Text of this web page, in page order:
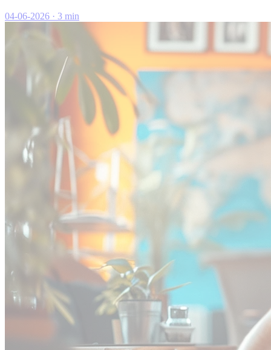
04-06-2026 · 3 min